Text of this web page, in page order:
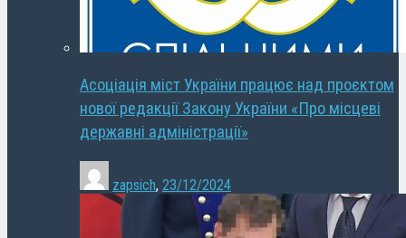
Асоціація міст України працює над проєктом
нової редакції Закону України «Про місцеві
державні адміністрації»
zapsich, 23/12/2024